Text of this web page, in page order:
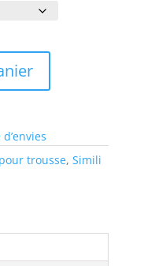
trousse, Simili